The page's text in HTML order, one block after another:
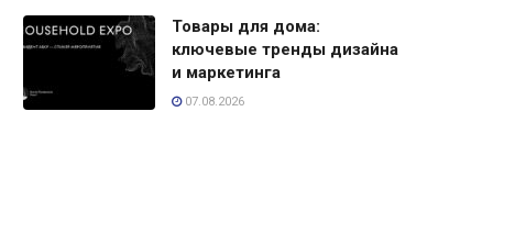
Товары для дома:
ключевые тренды дизайна
и маркетинга
07.08.2026